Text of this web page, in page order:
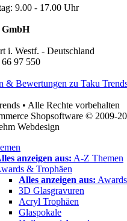
9.00 - 17.00 Uhr
GmbH
i. Westf. - Deutschland
97 550
• Alle Rechte vorbehalten
Shopsoftware © 2009-
Webdesign
anzeigen aus: A-Z Themen
& Trophäen
Alles anzeigen aus:
3D Glasgravuren
Acryl Trophäen
Glaspokale